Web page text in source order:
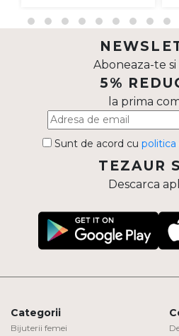
Aboneaza-te
5%
la prima
Sunt de acord cu
TEZAUR
Descarca
Categorii
Bijuterii femei